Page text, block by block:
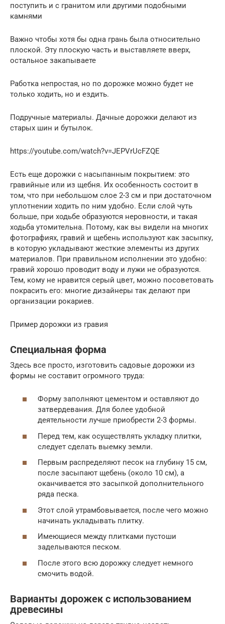
поступить и с гранитом или другими подобными
камнями
Важно чтобы хотя бы одна грань была относительно
плоской. Эту плоскую часть и выставляете вверх,
остальное закапываете
Работка непростая, но по дорожке можно будет не
только ходить, но и ездить.
Подручные материалы. Дачные дорожки делают из
старых шин и бутылок.
https://youtube.com/watch?v=JEPVrUcFZQE
Есть еще дорожки с насыпанным покрытием: это
гравийные или из щебня. Их особенность состоит в
том, что при небольшом слое 2-3 см и при достаточном
уплотнении ходить по ним удобно. Если слой чуть
больше, при ходьбе образуются неровности, и такая
ходьба утомительна. Потому, как вы видели на многих
фотографиях, гравий и щебень используют как засыпку,
в которую укладывают жесткие элементы из других
материалов. При правильном исполнении это удобно:
гравий хорошо проводит воду и лужи не образуются.
Тем, кому не нравится серый цвет, можно посоветовать
покрасить его: многие дизайнеры так делают при
организации рокариев.
Пример дорожки из гравия
Специальная форма
Здесь все просто, изготовить садовые дорожки из
формы не составит огромного труда:
Форму заполняют цементом и оставляют до
затвердевания. Для более удобной
деятельности лучше приобрести 2-3 формы.
Перед тем, как осуществлять укладку плитки,
следует сделать выемку земли.
Первым распределяют песок на глубину 15 см,
после засыпают щебень (около 10 см), а
оканчивается это засыпкой дополнительного
ряда песка.
Этот слой утрамбовывается, после чего можно
начинать укладывать плитку.
Имеющиеся между плитками пустоши
заделываются песком.
После этого всю дорожку следует немного
смочить водой.
Варианты дорожек с использованием
древесины